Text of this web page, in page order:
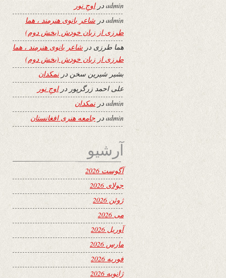
adminدراوجِ نور
adminدر شاعر بانوی هنرمند ، هما
طرزی از زبان خودش (بخش دوم)
هما طرزی در شاعر بانوی هنرمند ، هما
طرزی از زبان خودش (بخش دوم)
بشیر شیرین سخن درنمکدان
علی احمد زرگرپور دراوجِ نور
adminدرنمکدان
admin در جامعه هنری افغانستان
آرشیو
آگوست 2026
جولای 2026
ژوئن 2026
می 2026
آوریل 2026
مارس 2026
فوریه 2026
ژانویه 2026